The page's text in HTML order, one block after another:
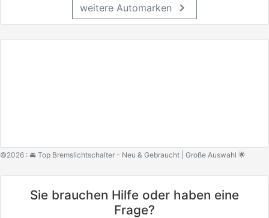
weitere Automarken chevron_right
©2026 : 🚘 Top Bremslichtschalter - Neu & Gebraucht | Große Auswahl 🌟
Sie brauchen Hilfe oder haben eine
Frage?